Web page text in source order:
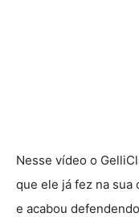
Nesse vídeo o
que ele já fez na sua
e acabou